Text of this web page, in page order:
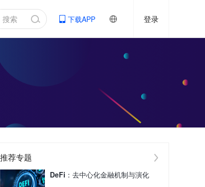
下载APP 登录
推荐专题
DeFi：去中心化金融机制与演化